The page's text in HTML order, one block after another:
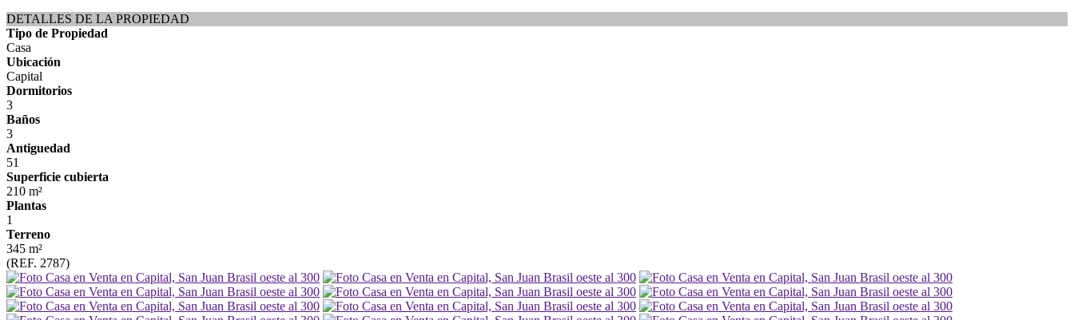
DETALLES DE LA PROPIEDAD
Tipo de Propiedad
Casa
Ubicación
Capital
Dormitorios
3
Baños
3
Antiguedad
51
Superficie cubierta
210 m²
Plantas
1
Terreno
345 m²
(REF. 2787)